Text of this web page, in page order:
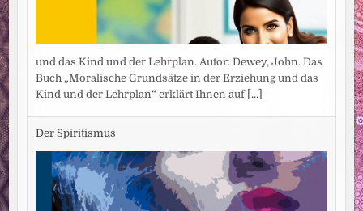
und das Kind und der Lehrplan. Autor: Dewey, John. Das
Buch „Moralische Grundsätze in der Erziehung und das
Kind und der Lehrplan“ erklärt Ihnen auf [...]
Der Spiritismus